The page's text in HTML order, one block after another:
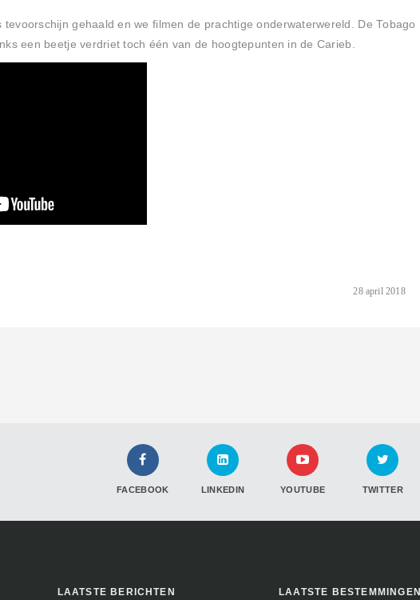
28 april 2018
tevoorschijn gehaald en we filmen de prachtige onderwaterwereld. De Tobago
een beetje verdriet toch één van de hoogtepunten in de Carieb.
FACEBOOK LINKEDIN YOUTUBE TWITTER
LAATSTE BERICHTEN LAATSTE BESTEMMINGEN